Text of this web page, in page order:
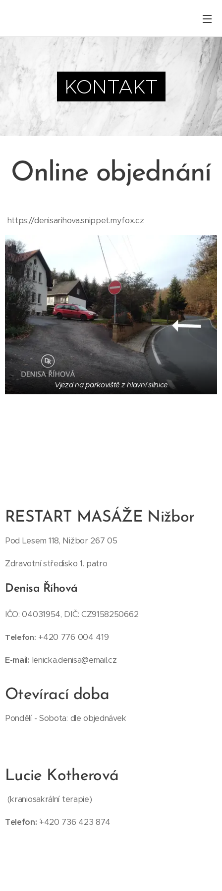
KONTAKT
Online objednání
https://denisarihova.snippet.myfox.cz
Vjezd na parkoviště z hlavní silnice
RESTART MASÁŽE Nižbor
Pod Lesem 118, Nižbor 267 05
Zdravotní středisko 1. patro
Denisa Říhová
IČO: 04031954, DIČ: CZ9158250662
Telefon: +420 776 004 419
E-mail: lenicka.denisa@email.cz
Otevírací doba
Pondělí - Sobota: dle objednávek
Lucie Kotherová
(kraniosakrální terapie)
Telefon: ´+420 736 423 874